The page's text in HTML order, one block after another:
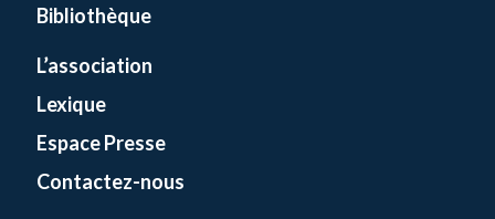
Bibliothèque
L’association
Lexique
Espace Presse
Contactez-nous